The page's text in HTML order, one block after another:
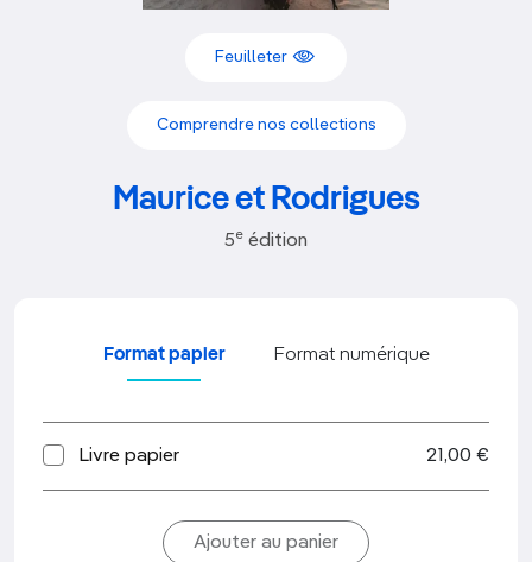
Feuilleter
Comprendre nos collections
Maurice et Rodrigues
5e édition
Format papier Format numérique
Livre papier 21,00 €